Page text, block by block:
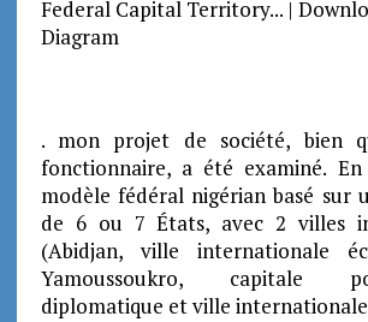
. mon projet de société, bien
fonctionnaire, a été examiné. En
modèle fédéral nigérian basé sur
de 6 ou 7 États, avec 2 villes
(Abidjan, ville internationale
Yamoussoukro, capitale
diplomatique et ville